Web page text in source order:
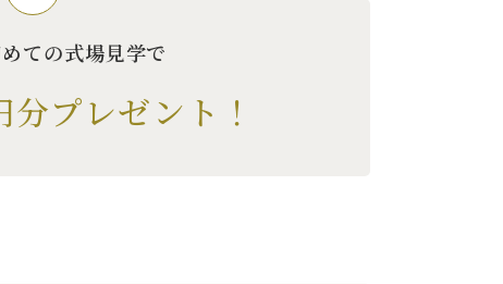
ての式場見学で
分プレゼント！